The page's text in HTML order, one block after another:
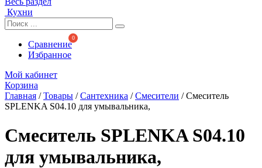
Кухни
Сравнение
Избранное
Мой кабинет
Корзина
Главная /Товары /Сантехника /Смесители /Смеситель
SPLENKA S04.10 для умывальника,
Смеситель SPLENKA S04.10
для умывальника,